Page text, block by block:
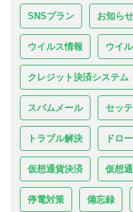
SNSプラン お知らせ
ウイルス情報 ウイ
クレジット決済システム
スパムメール セッ
トラブル解決 ドロ
仮想通貨決済 仮想
停電対策 備忘録